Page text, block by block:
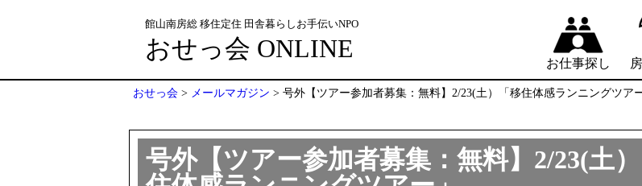
館山南房総 移住定住 田舎暮らしお手伝いNPO
おせっ会 ONLINE
お仕事探し
おせっ会 > メールマガジン > 号外【ツアー参加者募集：無料】2/23(土）「移住体感ランニングツアー
号外【ツアー参加者募集：無料】2/23(土